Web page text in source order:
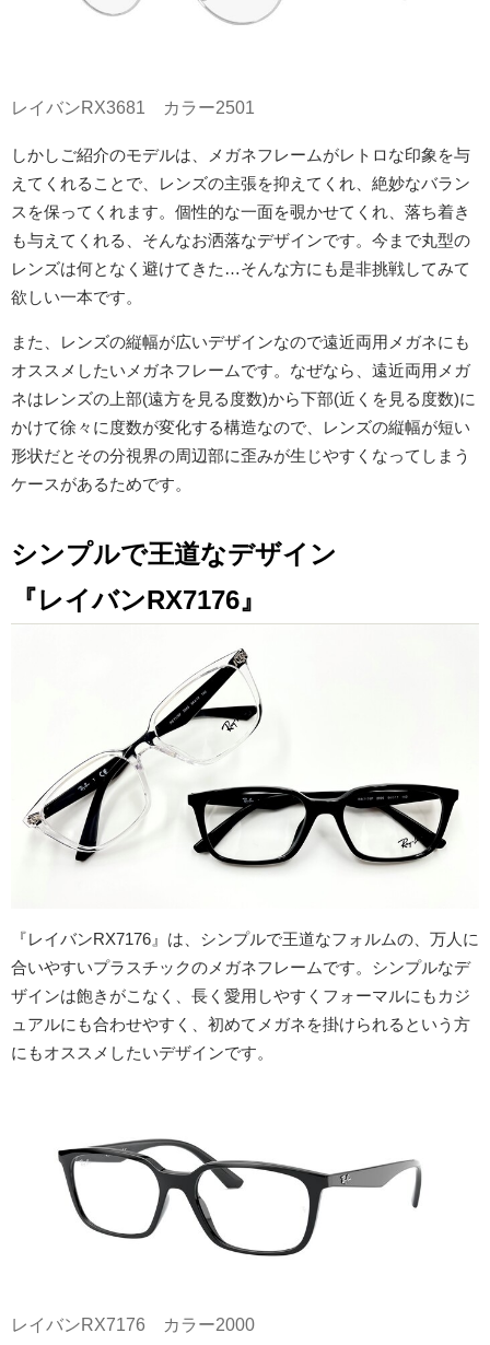
レイバンRX3681 カラー2501
しかしご紹介のモデルは、メガネフレームがレトロな印象を与
えてくれることで、レンズの主張を抑えてくれ、絶妙なバラン
スを保ってくれます。個性的な一面を覗かせてくれ、落ち着き
も与えてくれる、そんなお洒落なデザインです。今まで丸型の
レンズは何となく避けてきた…そんな方にも是非挑戦してみて
欲しい一本です。
また、レンズの縦幅が広いデザインなので遠近両用メガネにも
オススメしたいメガネフレームです。なぜなら、遠近両用メガ
ネはレンズの上部(遠方を見る度数)から下部(近くを見る度数)に
かけて徐々に度数が変化する構造なので、レンズの縦幅が短い
形状だとその分視界の周辺部に歪みが生じやすくなってしまう
ケースがあるためです。
シンプルで王道なデザイン
『レイバンRX7176』
『レイバンRX7176』は、シンプルで王道なフォルムの、万人に
合いやすいプラスチックのメガネフレームです。シンプルなデ
ザインは飽きがこなく、長く愛用しやすくフォーマルにもカジ
ュアルにも合わせやすく、初めてメガネを掛けられるという方
にもオススメしたいデザインです。
レイバンRX7176 カラー2000